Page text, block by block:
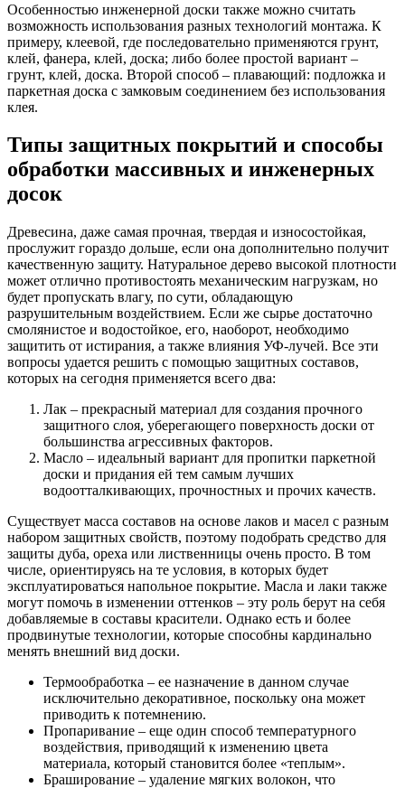
Особенностью инженерной доски также можно считать
возможность использования разных технологий монтажа. К
примеру, клеевой, где последовательно применяются грунт,
клей, фанера, клей, доска; либо более простой вариант –
грунт, клей, доска. Второй способ – плавающий: подложка и
паркетная доска с замковым соединением без использования
клея.
Типы защитных покрытий и способы
обработки массивных и инженерных
досок
Древесина, даже самая прочная, твердая и износостойкая,
прослужит гораздо дольше, если она дополнительно получит
качественную защиту. Натуральное дерево высокой плотности
может отлично противостоять механическим нагрузкам, но
будет пропускать влагу, по сути, обладающую
разрушительным воздействием. Если же сырье достаточно
смолянистое и водостойкое, его, наоборот, необходимо
защитить от истирания, а также влияния УФ-лучей. Все эти
вопросы удается решить с помощью защитных составов,
которых на сегодня применяется всего два:
Лак – прекрасный материал для создания прочного
защитного слоя, уберегающего поверхность доски от
большинства агрессивных факторов.
Масло – идеальный вариант для пропитки паркетной
доски и придания ей тем самым лучших
водоотталкивающих, прочностных и прочих качеств.
Существует масса составов на основе лаков и масел с разным
набором защитных свойств, поэтому подобрать средство для
защиты дуба, ореха или лиственницы очень просто. В том
числе, ориентируясь на те условия, в которых будет
эксплуатироваться напольное покрытие. Масла и лаки также
могут помочь в изменении оттенков – эту роль берут на себя
добавляемые в составы красители. Однако есть и более
продвинутые технологии, которые способны кардинально
менять внешний вид доски.
Термообработка – ее назначение в данном случае
исключительно декоративное, поскольку она может
приводить к потемнению.
Пропаривание – еще один способ температурного
воздействия, приводящий к изменению цвета
материала, который становится более «теплым».
Браширование – удаление мягких волокон, что